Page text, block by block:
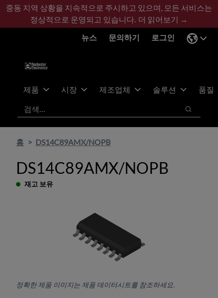
기
콘
바
글
중동 지역 상황을 지속적으로 주시하고 있으며, 모든 서비스는
정상적으로 운영되고 있습니다. 더 읽어보기 →
뉴스
문의하기 로그인
제품 시장 제조업체 솔루션
품질
검색
검색
홈 DS14C89AMX/NOPB
DS14C89AMX/NOPB
재고 보유
정확한 제품 이미지는 제품 데이터시트를 참조하세요.